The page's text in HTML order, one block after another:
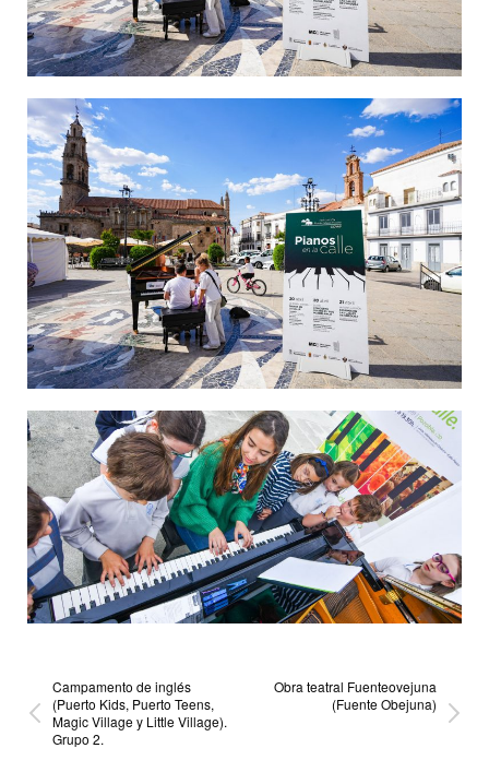
Campamento de inglés
(Puerto Kids, Puerto Teens,
Magic Village y Little Village).
Grupo 2.
Obra teatral Fuenteovejuna
(Fuente Obejuna)